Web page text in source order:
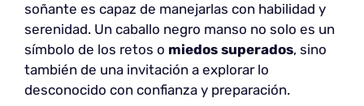
soñante es capaz de manejarlas con habilidad y
serenidad. Un caballo negro manso no solo es un
símbolo de los retos o miedos superados, sino
también de una invitación a explorar lo
desconocido con confianza y preparación.